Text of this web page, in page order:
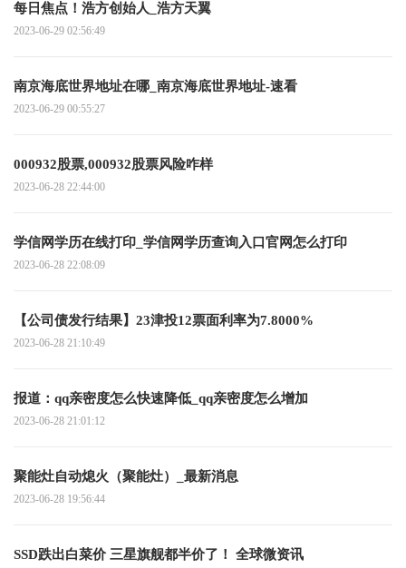
每日焦点！浩方创始人_浩方天翼
2023-06-29 02:56:49
南京海底世界地址在哪_南京海底世界地址-速看
2023-06-29 00:55:27
000932股票,000932股票风险咋样
2023-06-28 22:44:00
学信网学历在线打印_学信网学历查询入口官网怎么打印
2023-06-28 22:08:09
【公司债发行结果】23津投12票面利率为7.8000%
2023-06-28 21:10:49
报道：qq亲密度怎么快速降低_qq亲密度怎么增加
2023-06-28 21:01:12
聚能灶自动熄火（聚能灶）_最新消息
2023-06-28 19:56:44
SSD跌出白菜价 三星旗舰都半价了！ 全球微资讯